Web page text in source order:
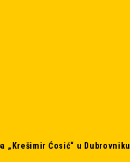
Ćosić“ u Dubrovniku